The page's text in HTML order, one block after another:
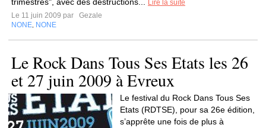
Lire la suite
Le 11 juin 2009 par
Gezale
NONE NONE
Le Rock Dans Tous Ses Etats les 26
et 27 juin 2009 à Evreux
Le festival du Rock Dans Tous Ses
Etats (RDTSE), pour sa 26e édition,
s’apprête une fois de plus à